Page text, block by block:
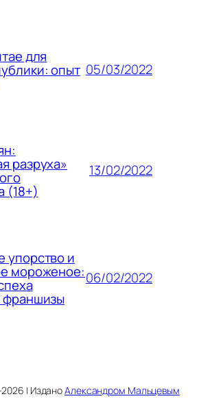
для
опыт 05/03/2022
разруха»
(18+)
13/02/2022
упорство и
мороженое:
франшизы
06/02/2022
| ИзданоАлександром Мальцевым